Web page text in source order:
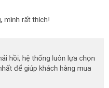
mình rất thích!
hồi, hệ thống luôn lựa chọn
để giúp khách hàng mua